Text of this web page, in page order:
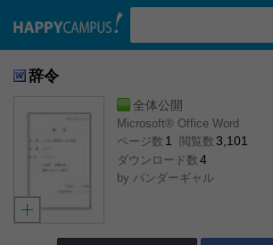
辞令
全体公開
Microsoft® Office Word
ページ数 1 閲覧数 3,101
ダウンロード数 4
by パンダーギャル